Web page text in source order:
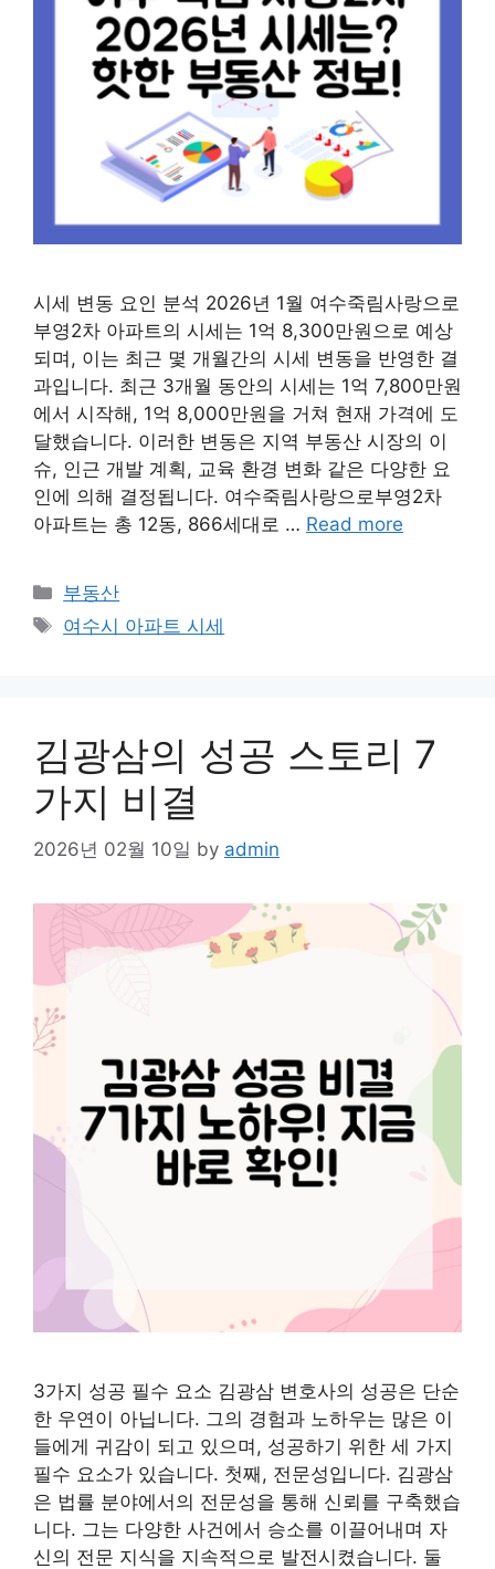
시세 변동 요인 분석 2026년 1월 여수죽림사랑으로
부영2차 아파트의 시세는 1억 8,300만원으로 예상
되며, 이는 최근 몇 개월간의 시세 변동을 반영한 결
과입니다. 최근 3개월 동안의 시세는 1억 7,800만원
에서 시작해, 1억 8,000만원을 거쳐 현재 가격에 도
달했습니다. 이러한 변동은 지역 부동산 시장의 이
슈, 인근 개발 계획, 교육 환경 변화 같은 다양한 요
인에 의해 결정됩니다. 여수죽림사랑으로부영2차
아파트는 총 12동, 866세대로 … Read more
Categories
부동산
Tags
여수시 아파트 시세
김광삼의 성공 스토리 7
가지 비결
2026년 02월 10일 by admin
3가지 성공 필수 요소 김광삼 변호사의 성공은 단순
한 우연이 아닙니다. 그의 경험과 노하우는 많은 이
들에게 귀감이 되고 있으며, 성공하기 위한 세 가지
필수 요소가 있습니다. 첫째, 전문성입니다. 김광삼
은 법률 분야에서의 전문성을 통해 신뢰를 구축했습
니다. 그는 다양한 사건에서 승소를 이끌어내며 자
신의 전문 지식을 지속적으로 발전시켰습니다. 둘